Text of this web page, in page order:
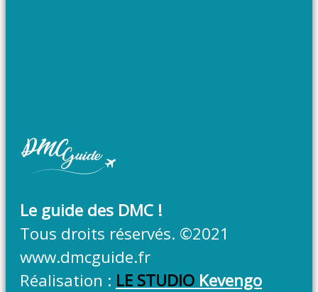
Le guide des DMC !
Tous droits réservés. ©2021
www.dmcguide.fr
Réalisation : LE STUDIO Kevengo